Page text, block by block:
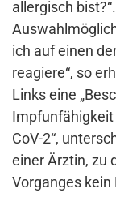
allergisch
ich auf einen
reagiere“, so
Links eine
Impfunfähigkeit
CoV-2“,
einer Ärztin, zu
Vorganges